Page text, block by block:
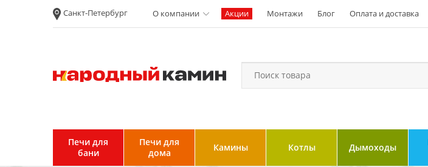
Санкт-Петербург О компании
обработку
персональных
данных
Акции Монтажи Блог Оплата и доставка
Печи для
бани
Печи для
дома
Камины Котлы Дымоходы